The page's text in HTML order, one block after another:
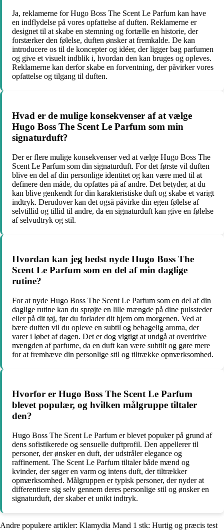
Ja, reklamerne for Hugo Boss The Scent Le Parfum kan have
en indflydelse på vores opfattelse af duften. Reklamerne er
designet til at skabe en stemning og fortælle en historie, der
forstærker den følelse, duften ønsker at fremkalde. De kan
introducere os til de koncepter og idéer, der ligger bag parfumen
og give et visuelt indblik i, hvordan den kan bruges og opleves.
Reklamerne kan derfor skabe en forventning, der påvirker vores
opfattelse og tilgang til duften.
Hvad er de mulige konsekvenser af at vælge
Hugo Boss The Scent Le Parfum som min
signaturduft?
Der er flere mulige konsekvenser ved at vælge Hugo Boss The
Scent Le Parfum som din signaturduft. For det første vil duften
blive en del af din personlige identitet og kan være med til at
definere den måde, du opfattes på af andre. Det betyder, at du
kan blive genkendt for din karakteristiske duft og skabe et varigt
indtryk. Derudover kan det også påvirke din egen følelse af
selvtillid og tillid til andre, da en signaturduft kan give en følelse
af selvudtryk og stil.
Hvordan kan jeg bedst nyde Hugo Boss The
Scent Le Parfum som en del af min daglige
rutine?
For at nyde Hugo Boss The Scent Le Parfum som en del af din
daglige rutine kan du sprøjte en lille mængde på dine pulssteder
eller på dit tøj, før du forlader dit hjem om morgenen. Ved at
bære duften vil du opleve en subtil og behagelig aroma, der
varer i løbet af dagen. Det er dog vigtigt at undgå at overdrive
mængden af parfume, da en duft kan være subtilt og gøre mere
for at fremhæve din personlige stil og tiltrække opmærksomhed.
Hvorfor er Hugo Boss The Scent Le Parfum
blevet populær, og hvilken målgruppe tiltaler
den?
Hugo Boss The Scent Le Parfum er blevet populær på grund af
dens sofistikerede og sensuelle duftprofil. Den appellerer til
personer, der ønsker en duft, der udstråler elegance og
raffinement. The Scent Le Parfum tiltaler både mænd og
kvinder, der søger en varm og intens duft, der tiltrækker
opmærksomhed. Målgruppen er typisk personer, der nyder at
differentiere sig selv gennem deres personlige stil og ønsker en
signaturduft, der skaber et unikt indtryk.
Andre populære artikler: Klamydia Mand 1 stk: Hurtig og præcis test